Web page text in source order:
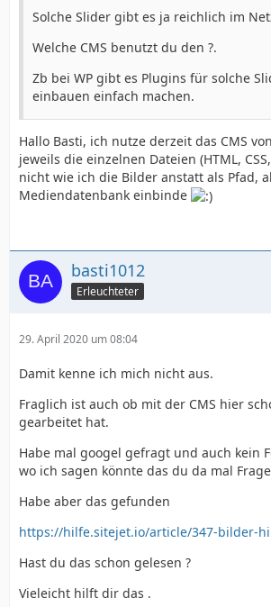
Solche Slider gibt es ja reichlich im
Welche CMS benutzt du den ?.
Zb bei WP gibt es Plugins für solche
einbauen einfach machen.
Hallo Basti, ich nutze derzeit das CMS
jeweils die einzelnen Dateien (HTML,
nicht wie ich die Bilder anstatt als Pfad,
Mediendatenbank einbinde
basti1012
Erleuchteter
29. April 2020 um 08:04
Damit kenne ich mich nicht aus.
Fraglich ist auch ob mit der CMS hier
gearbeitet hat.
Habe mal googel gefragt und auch kein
wo ich sagen könnte das du da mal
Habe aber das gefunden
https://hilfe.sitejet.io/article/347-bilder-
Hast du das schon gelesen ?
Vieleicht hilft dir das .